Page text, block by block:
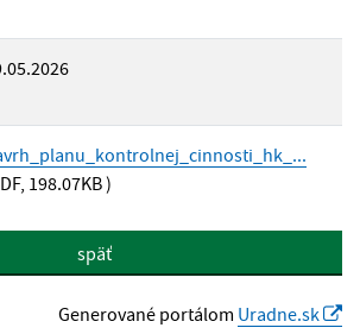
198.07KB )
späť
Generované portálom Uradne.sk